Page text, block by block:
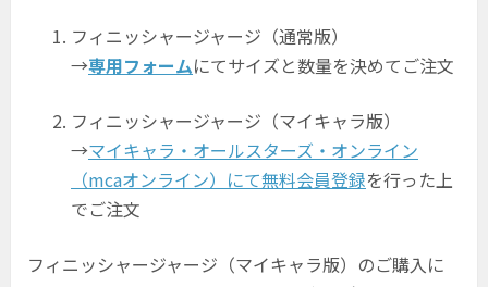
フィニッシャージャージ（通常版）
→専用フォームにてサイズと数量を決めてご注文
フィニッシャージャージ（マイキャラ版）
→マイキャラ・オールスターズ・オンライン
（mcaオンライン）にて無料会員登録を行った上
でご注文
フィニッシャージャージ（マイキャラ版）のご購入に